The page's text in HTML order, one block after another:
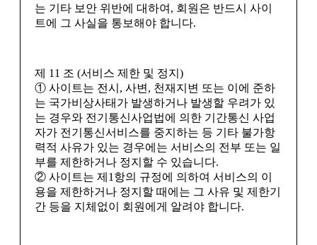
는 기타 보안 위반에 대하여, 회원은 반드시 사이
트에 그 사실을 통보해야 합니다.
제 11 조 (서비스 제한 및 정지)
① 사이트는 전시, 사변, 천재지변 또는 이에 준하
는 국가비상사태가 발생하거나 발생할 우려가 있
는 경우와 전기통신사업법에 의한 기간통신 사업
자가 전기통신서비스를 중지하는 등 기타 불가항
력적 사유가 있는 경우에는 서비스의 전부 또는 일
부를 제한하거나 정지할 수 있습니다.
② 사이트는 제1항의 규정에 의하여 서비스의 이
용을 제한하거나 정지할 때에는 그 사유 및 제한기
간 등을 지체없이 회원에게 알려야 합니다.